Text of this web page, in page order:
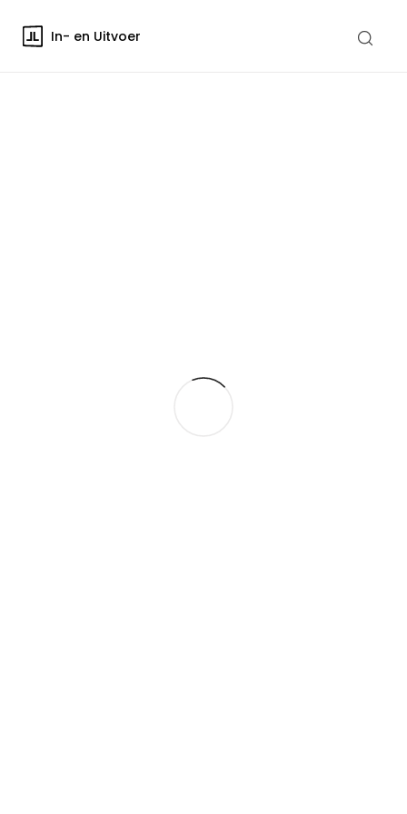
In- en Uitvoer